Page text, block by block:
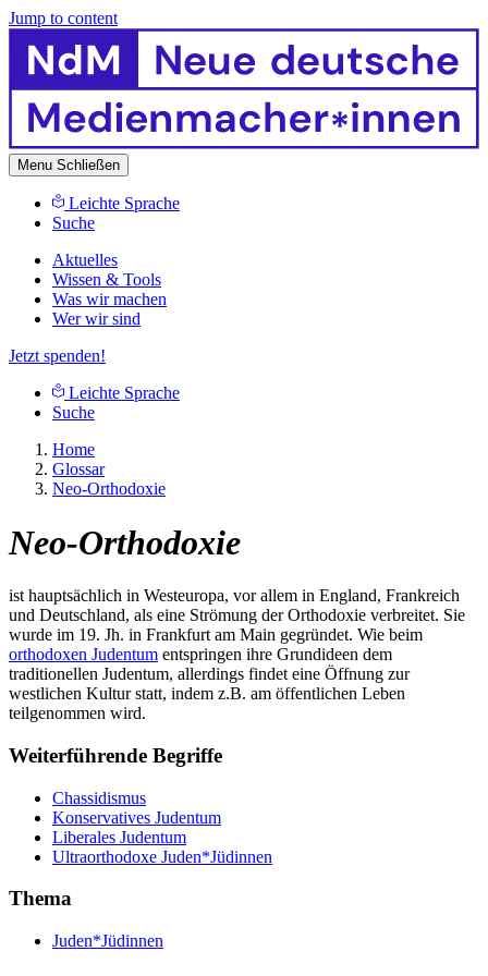
Jump to content
Menu Schließen
Leichte Sprache
Suche
Aktuelles
Wissen & Tools
Was wir machen
Wer wir sind
Jetzt spenden!
Leichte Sprache
Suche
Home
Glossar
Neo-Orthodoxie
Neo-Orthodoxie
ist hauptsächlich in Westeuropa, vor allem in England, Frankreich
und Deutschland, als eine Strömung der Orthodoxie verbreitet. Sie
wurde im 19. Jh. in Frankfurt am Main gegründet. Wie beim
orthodoxen Judentum entspringen ihre Grundideen dem
traditionellen Judentum, allerdings findet eine Öffnung zur
westlichen Kultur statt, indem z.B. am öffentlichen Leben
teilgenommen wird.
Weiterführende Begriffe
Chassidismus
Konservatives Judentum
Liberales Judentum
Ultraorthodoxe Juden*Jüdinnen
Thema
Juden*Jüdinnen